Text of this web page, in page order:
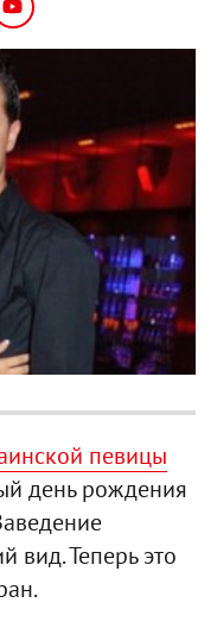
певицы
день рождения
вид. Теперь это